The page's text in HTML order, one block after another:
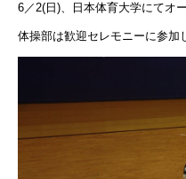
6／2(日)、日本体育大学にてオ
体操部は歓迎セレモニーに参加